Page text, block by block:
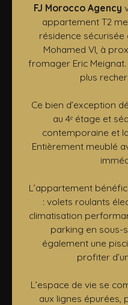
FJ Morocco Agency
appartement T2
résidence
Mohamed VI, à
fromager Eric
plus
Ce bien d’exception
au 4ᵉ étage et
contemporaine et
Entièrement meublé
L’appartement
: volets roulants
climatisation
parking en sous-
également une
profiter
L’espace de vie se
aux lignes épurées,